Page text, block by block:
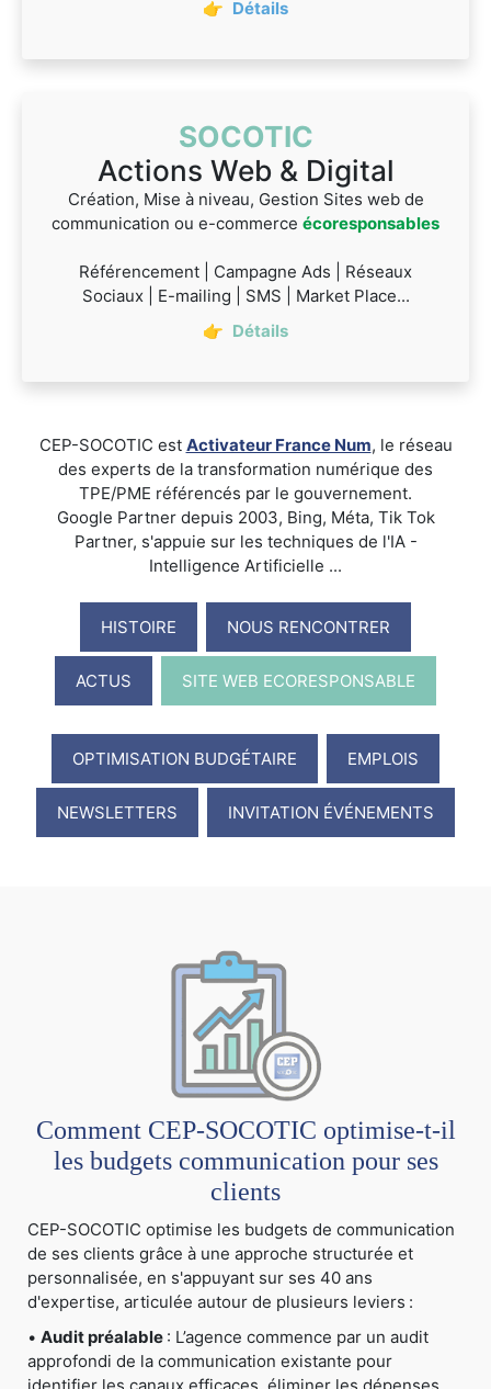
👉 Détails
SOCOTIC
Actions Web & Digital
Création, Mise à niveau, Gestion Sites web de
communication ou e-commerce écoresponsables
Référencement | Campagne Ads | Réseaux
Sociaux | E-mailing | SMS | Market Place...
👉 Détails
CEP-SOCOTIC est Activateur France Num, le réseau
des experts de la transformation numérique des
TPE/PME référencés par le gouvernement.
Google Partner depuis 2003, Bing, Méta, Tik Tok
Partner, s'appuie sur les techniques de l'IA -
Intelligence Artificielle ...
HISTOIRE NOUS RENCONTRER
ACTUS SITE WEB ECORESPONSABLE
OPTIMISATION BUDGÉTAIRE EMPLOIS
NEWSLETTERS INVITATION ÉVÉNEMENTS
Comment CEP-SOCOTIC optimise-t-il
les budgets communication pour ses
clients
CEP-SOCOTIC optimise les budgets de communication
de ses clients grâce à une approche structurée et
personnalisée, en s'appuyant sur ses 40 ans
d'expertise, articulée autour de plusieurs leviers :
• Audit préalable : L’agence commence par un audit
approfondi de la communication existante pour